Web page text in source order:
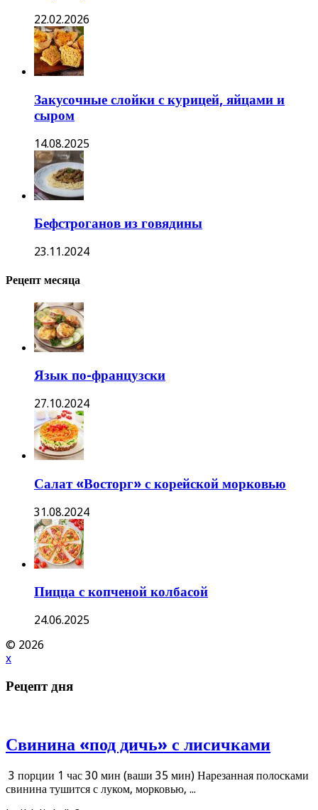
22.02.2026
Закусочные слойки с курицей, яйцами и
сыром
14.08.2025
Бефстроганов из говядины
23.11.2024
Рецепт месяца
Язык по-французски
27.10.2024
Салат «Восторг» с корейской морковью
31.08.2024
Пицца с копченой колбасой
24.06.2025
© 2026
x
Рецепт дня
Свинина «под дичь» с лисичками
3 порции 1 час 30 мин (ваши 35 мин) Нарезанная полосками
свинина тушится с луком, морковью, ...